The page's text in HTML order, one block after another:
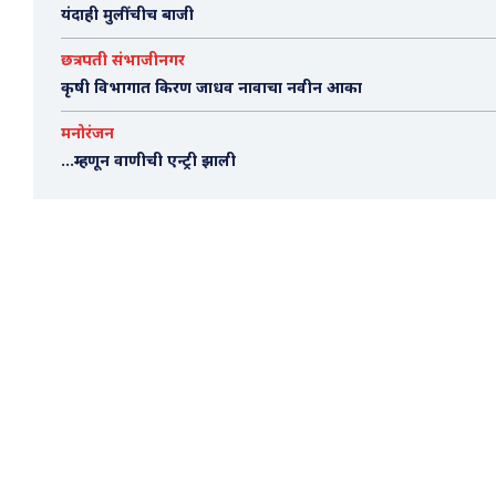
यंदाही मुलींचीच बाजी
छत्रपती संभाजीनगर
कृषी विभागात किरण जाधव नावाचा नवीन आका
मनोरंजन
…म्हणून वाणीची एन्ट्री झाली